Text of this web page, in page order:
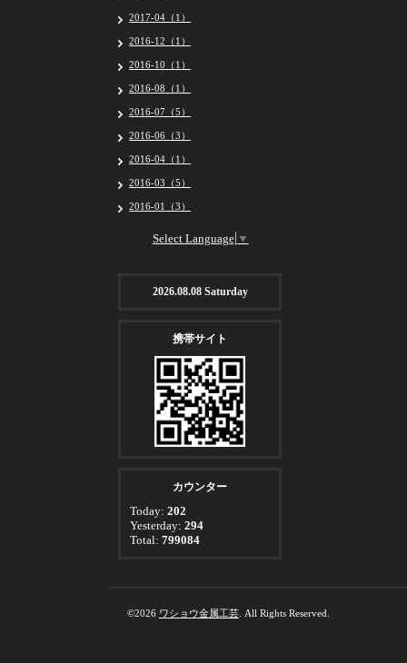
2017-04（1）
2016-12（1）
2016-10（1）
2016-08（1）
2016-07（5）
2016-06（3）
2016-04（1）
2016-03（5）
2016-01（3）
Select Language ▼
2026.08.08 Saturday
携帯サイト
カウンター
Today: 202
Yesterday: 294
Total: 799084
©2026 ワショウ金属工芸 . All Rights Reserved.